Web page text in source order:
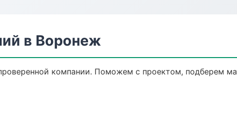
в Воронеж
компании. Поможем с проектом, подберем